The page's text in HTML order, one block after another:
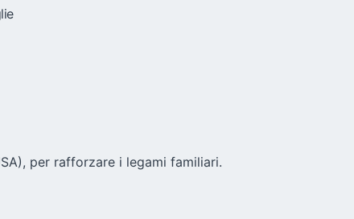
per rafforzare i legami familiari.